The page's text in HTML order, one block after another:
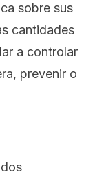
sobre sus
cantidades
a controlar
prevenir o